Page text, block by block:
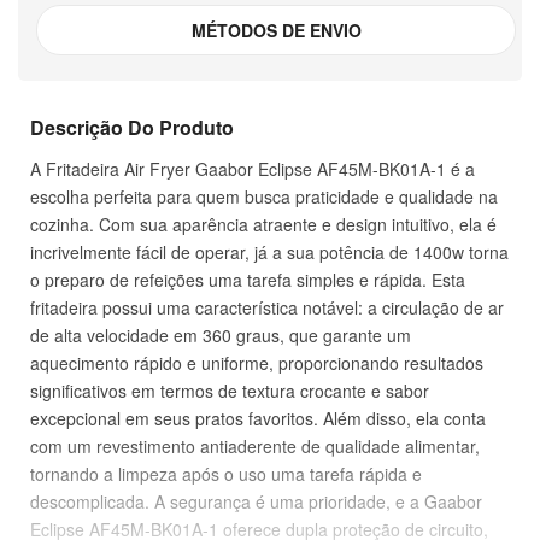
MÉTODOS DE ENVIO
Descrição Do Produto
A Fritadeira Air Fryer Gaabor Eclipse AF45M-BK01A-1 é a
escolha perfeita para quem busca praticidade e qualidade na
cozinha. Com sua aparência atraente e design intuitivo, ela é
incrivelmente fácil de operar, já a sua potência de 1400w torna
o preparo de refeições uma tarefa simples e rápida. Esta
fritadeira possui uma característica notável: a circulação de ar
de alta velocidade em 360 graus, que garante um
aquecimento rápido e uniforme, proporcionando resultados
significativos em termos de textura crocante e sabor
excepcional em seus pratos favoritos. Além disso, ela conta
com um revestimento antiaderente de qualidade alimentar,
tornando a limpeza após o uso uma tarefa rápida e
descomplicada. A segurança é uma prioridade, e a Gaabor
Eclipse AF45M-BK01A-1 oferece dupla proteção de circuito,